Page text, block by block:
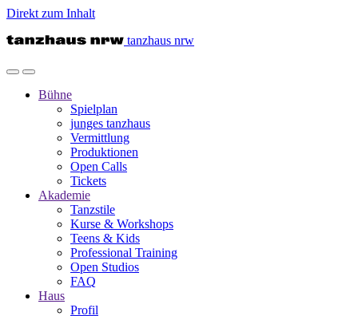
Direkt zum Inhalt
tanzhaus nrw
Bühne
Spielplan
junges tanzhaus
Vermittlung
Produktionen
Open Calls
Tickets
Akademie
Tanzstile
Kurse & Workshops
Teens & Kids
Professional Training
Open Studios
FAQ
Haus
Profil